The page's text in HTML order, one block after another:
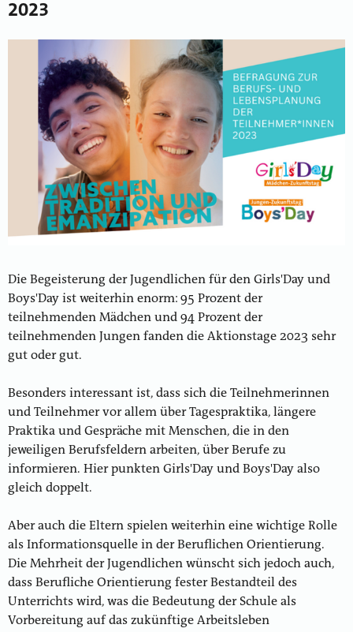
2023
Die Begeisterung der Jugendlichen für den Girls'Day und
Boys'Day ist weiterhin enorm: 95 Prozent der
teilnehmenden Mädchen und 94 Prozent der
teilnehmenden Jungen fanden die Aktionstage 2023 sehr
gut oder gut.
Besonders interessant ist, dass sich die Teilnehmerinnen
und Teilnehmer vor allem über Tagespraktika, längere
Praktika und Gespräche mit Menschen, die in den
jeweiligen Berufsfeldern arbeiten, über Berufe zu
informieren. Hier punkten Girls'Day und Boys'Day also
gleich doppelt.
Aber auch die Eltern spielen weiterhin eine wichtige Rolle
als Informationsquelle in der Beruflichen Orientierung.
Die Mehrheit der Jugendlichen wünscht sich jedoch auch,
dass Berufliche Orientierung fester Bestandteil des
Unterrichts wird, was die Bedeutung der Schule als
Vorbereitung auf das zukünftige Arbeitsleben